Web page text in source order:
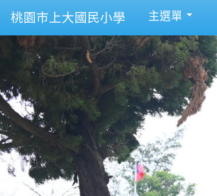
桃園市上大國民小學 主選單